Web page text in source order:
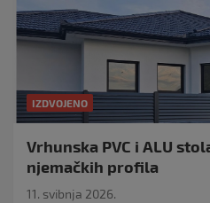
IZDVOJENO
Vrhunska PVC i ALU
njemačkih profila
11. svibnja 2026.